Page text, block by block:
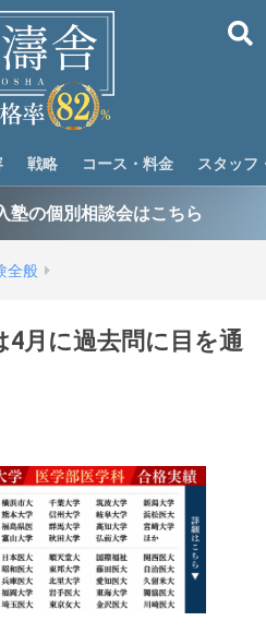
戦略 コース・料金 スタッフ
塾の個別相談会はこちら
全般
4月に過去問に目を通